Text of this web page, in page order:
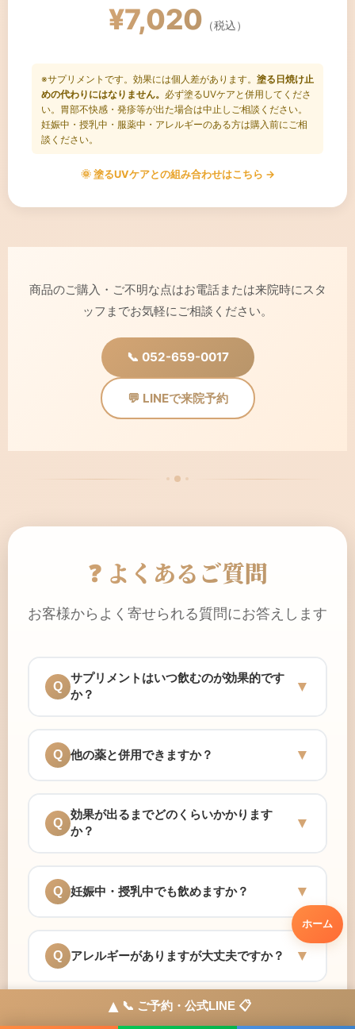
▼ 📞 ご予約・公式LINE 📋
ホーム
✓ スキンケアを内側からサポートしたい方
✓ 肌の調子を整えたい方
¥7,020 （税込）
※サプリメントです。効果には個人差があります。 塗る日焼け止
めの代わりにはなりません。 必ず塗るUVケアと併用してくださ
い。胃部不快感・発疹等が出た場合は中止しご相談ください。
妊娠中・授乳中・服薬中・アレルギーのある方は購入前にご相
談ください。
🌞 塗るUVケアとの組み合わせはこちら →
商品のご購入・ご不明な点はお電話または来院時にスタ
ッフまでお気軽にご相談ください。
📞 052-659-0017
💬 LINEで来院予約
❓ よくあるご質問
お客様からよく寄せられる質問にお答えします
Q
サプリメントはいつ飲むのが効果的です
か？
▼
基本的には食後の摂取をおすすめしています。
に摂ることで吸収率が高まります。水溶性ビタ
ミン（B群、C）は朝食後がおすすめです。
Q 他の薬と併用できますか？ ▼
多くの場合は併用可能ですが、特定の医薬品と
ださい。当クリニックでは無料でご相談を承っ
ております。血液サラサラの薬を服用中の方は
Q
効果が出るまでどのくらいかかります
か？
▼
個人差がありますが、一般的に3ヶ月程度の継
続をおすすめしています。ビタミンCなどは比
較的早く（1〜2週間程度）体感される方もいま
す。NMNやルテインなどは1〜3ヶ月の継続で効
果を実感いただけることが多いです。継続的な
摂取が重要です。
Q 妊娠中・授乳中でも飲めますか？ ▼
製品によって異なります。妊娠中・授乳中の方
は、必ず事前に医師にご相談ください。一般的
なビタミン類は適量であれば問題ありません
Q アレルギーがありますが大丈夫ですか？ ▼
A
Q
複数のサプリを一緒に飲んでも大丈夫で
▼